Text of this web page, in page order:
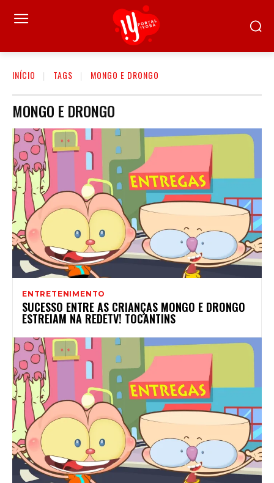
INÍCIO TAGS MONGO E DRONGO
MONGO E DRONGO
ENTRETENIMENTO
SUCESSO ENTRE AS CRIANÇAS MONGO E DRONGO
ESTREIAM NA REDETV! TOCANTINS